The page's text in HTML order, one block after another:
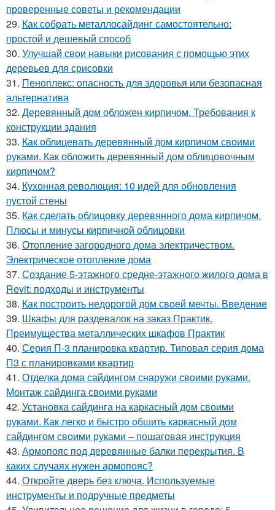
проверенные советы и рекомендации
29. Как собрать металлосайдинг самостоятельно:
простой и дешевый способ
30. Улучшай свои навыки рисования с помощью этих
деревьев для срисовки
31. Пеноплекс: опасность для здоровья или безопасная
альтернатива
32. Деревянный дом обложен кирпичом. Требования к
конструкции здания
33. Как облицевать деревянный дом кирпичом своими
руками. Как обложить деревянный дом облицовочным
кирпичом?
34. Кухонная революция: 10 идей для обновления
пустой стены
35. Как сделать облицовку деревянного дома кирпичом.
Плюсы и минусы кирпичной облицовки
36. Отопление загородного дома электричеством.
Электрическое отопление дома
37. Создание 5-этажного средне-этажного жилого дома в
Revit: подходы и инструменты
38. Как построить недорогой дом своей мечты. Введение
39. Шкафы для раздевалок на заказ Практик.
Преимущества металлических шкафов Практик
40. Серия П-3 планировка квартир. Типовая серия дома
П3 с планировками квартир
41. Отделка дома сайдингом снаружи своими руками.
Монтаж сайдинга своими руками
42. Установка сайдинга на каркасный дом своими
руками. Как легко и быстро обшить каркасный дом
сайдингом своими руками – пошаговая инструкция
43. Армопояс под деревянные балки перекрытия. В
каких случаях нужен армопояс?
44. Откройте дверь без ключа. Используемые
инструменты и подручные предметы